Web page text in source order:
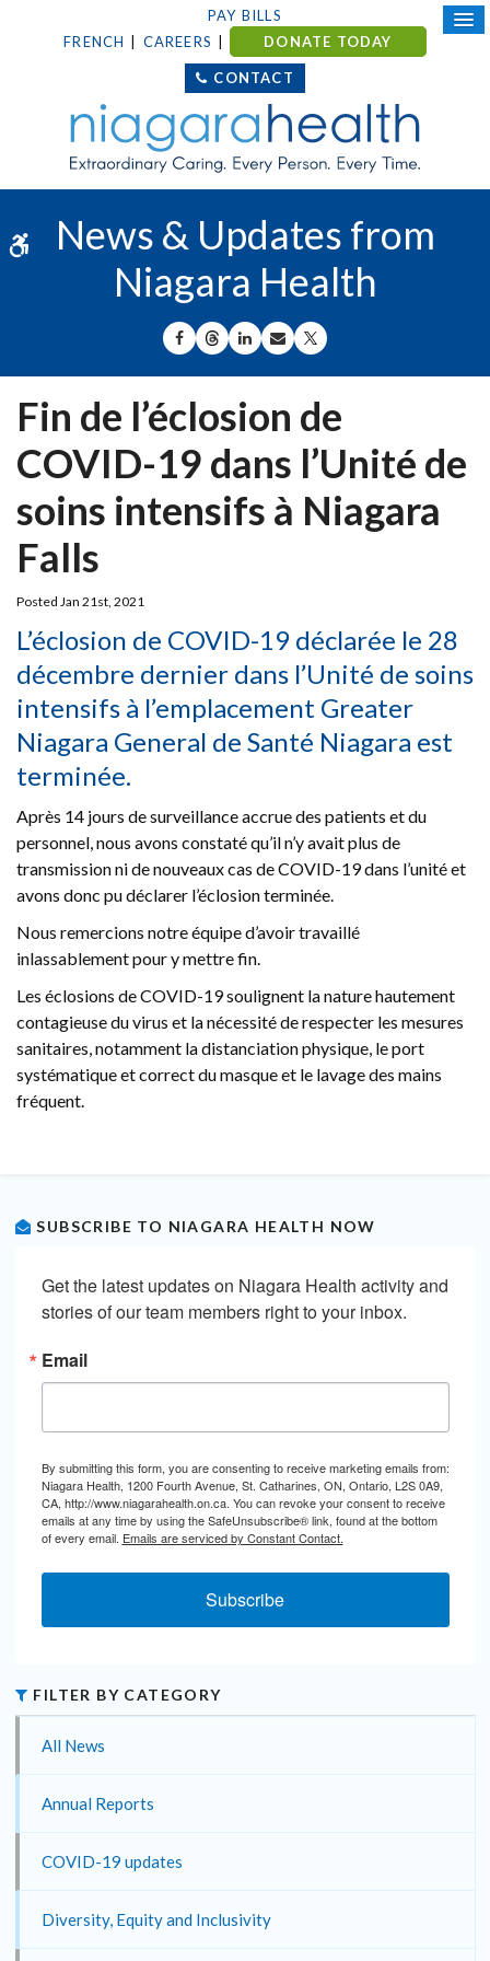
Accessible Version
PAY BILLS
FRENCH
CAREERS DONATE TODAY
CONTACT
News & Updates from
Niagara Health
SHARE ON FACEBOOK
SHARE ON THREADS
SHARE ON LINKEDIN
SHARE BY EMAIL
SHARE ON X
Fin de l’éclosion de
COVID-19 dans l’Unité de
soins intensifs à Niagara
Falls
Posted Jan 21st, 2021
L’éclosion de COVID-19 déclarée le 28
décembre dernier dans l’Unité de soins
intensifs à l’emplacement Greater
Niagara General de Santé Niagara est
terminée.
Après 14 jours de surveillance accrue des patients et du
personnel, nous avons constaté qu’il n’y avait plus de
transmission ni de nouveaux cas de COVID-19 dans l’unité et
avons donc pu déclarer l’éclosion terminée.
Nous remercions notre équipe d’avoir travaillé
inlassablement pour y mettre fin.
Les éclosions de COVID-19 soulignent la nature hautement
contagieuse du virus et la nécessité de respecter les mesures
sanitaires, notamment la distanciation physique, le port
systématique et correct du masque et le lavage des mains
fréquent.
SUBSCRIBE TO NIAGARA HEALTH NOW
Get the latest updates on Niagara Health activity and
stories of our team members right to your inbox.
Email
By submitting this form, you are consenting to receive marketing emails from:
Niagara Health, 1200 Fourth Avenue, St. Catharines, ON, Ontario, L2S 0A9,
CA, http://www.niagarahealth.on.ca. You can revoke your consent to receive
emails at any time by using the SafeUnsubscribe® link, found at the bottom
of every email. Emails are serviced by Constant Contact.
Subscribe
FILTER BY CATEGORY
All News
Annual Reports
COVID-19 updates
Diversity, Equity and Inclusivity